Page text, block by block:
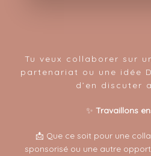
Tu veux collaborer sur
partenariat ou une idée
d’en discuter
✨ Travaillons
📩 Que ce soit pour une
sponsorisé ou une autre